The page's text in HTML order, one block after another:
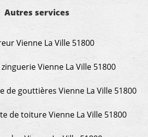
Autres services
Vienne La Ville 51800
Vienne La Ville 51800
de gouttières Vienne La Ville 51800
de toiture Vienne La Ville 51800